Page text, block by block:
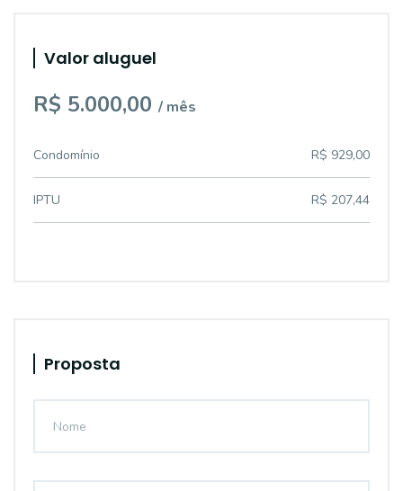
Valor aluguel
R$ 5.000,00 / mês
Condomínio R$ 929,00
IPTU R$ 207,44
Proposta